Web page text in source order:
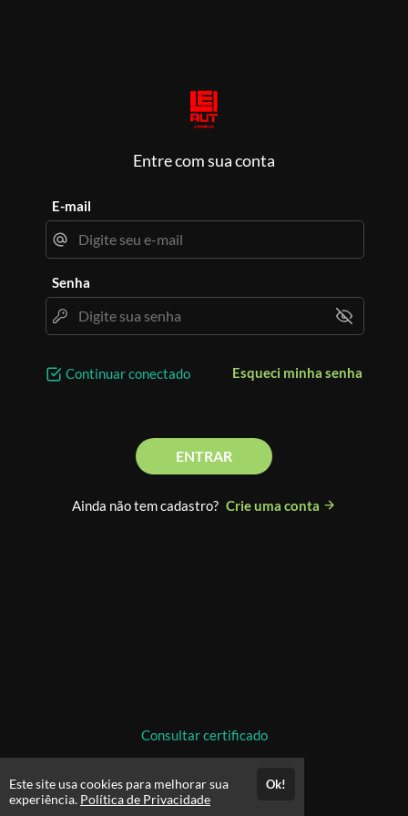
Entre com sua conta
E-mail
Senha
Continuar conectado Esqueci minha senha
ENTRAR
Ainda não tem cadastro? Crie uma conta
Consultar certificado
Este site usa cookies para melhorar sua
experiência. Política de Privacidade
Ok!